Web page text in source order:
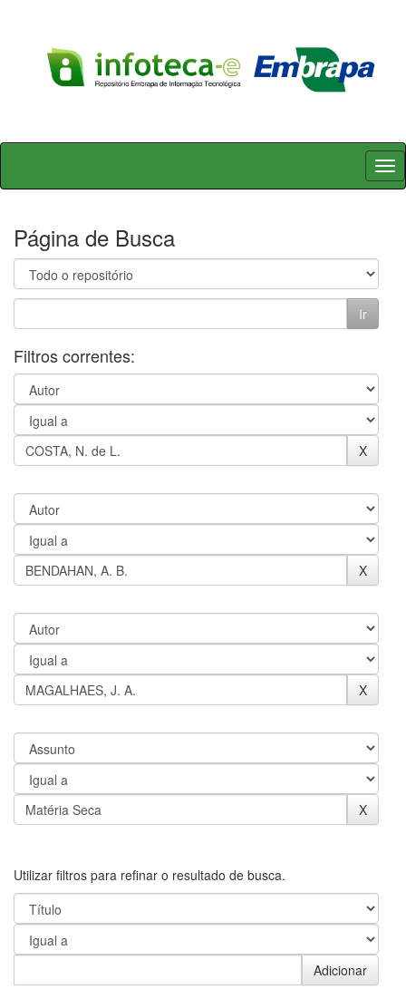
Skip
Página de Busca
Filtros correntes:
Utilizar filtros para refinar o resultado de busca.